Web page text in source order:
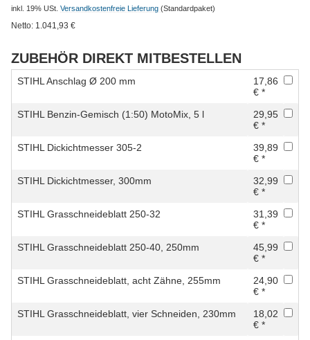
inkl. 19% USt. Versandkostenfreie Lieferung (Standardpaket)
Netto: 1.041,93 €
ZUBEHÖR DIREKT MITBESTELLEN
STIHL Anschlag Ø 200 mm
17,86
€ *
STIHL Benzin-Gemisch (1:50) MotoMix, 5 l
29,95
€ *
STIHL Dickichtmesser 305-2
39,89
€ *
STIHL Dickichtmesser, 300mm
32,99
€ *
STIHL Grasschneideblatt 250-32
31,39
€ *
STIHL Grasschneideblatt 250-40, 250mm
45,99
€ *
STIHL Grasschneideblatt, acht Zähne, 255mm
24,90
€ *
STIHL Grasschneideblatt, vier Schneiden, 230mm
18,02
€ *